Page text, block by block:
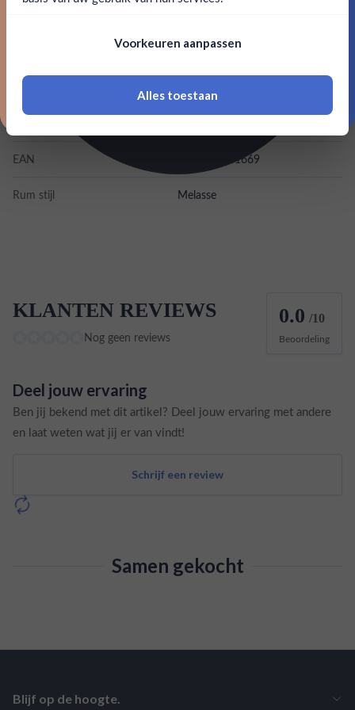
18 jaar of ouder zijn
0,7L
EAN 0894108001669
Rum stijl Melasse
KLANTEN REVIEWS
Nog geen reviews
0.0 /10
Beoordeling
Deel jouw ervaring
Ben jij bekend met dit artikel? Deel jouw ervaring met andere
en laat weten wat jij er van vindt!
Schrijf een review
Samen gekocht
Blijf op de hoogte.
Voorkeuren aanpassen
Alles toestaan